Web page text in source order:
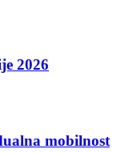
2026
mobilnost